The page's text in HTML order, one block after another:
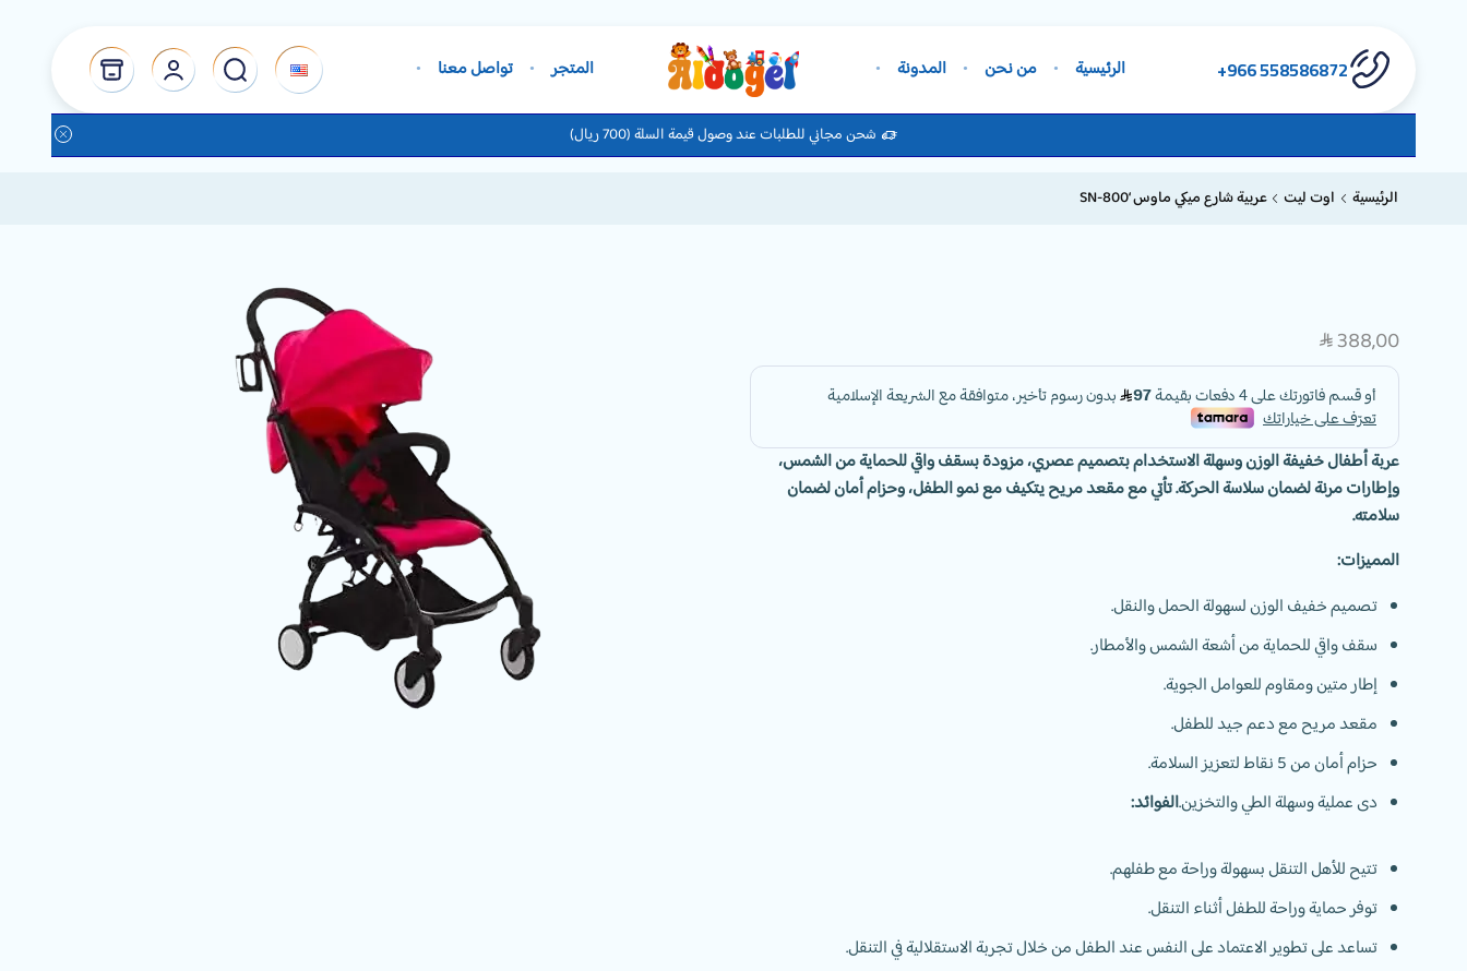
558586872 966+ الرئيسية من نحن المدونة المتجر تواصل معنا
شحن مجاني للطلبات عند وصول قيمة السلة (700 ريال)
الرئيسية اوت ليت عربية شارع ميكي ماوس ‘SN-800
SAR 388,00
عربة أطفال خفيفة الوزن وسهلة الاستخدام بتصميم عصري، مزودة بسقف واقي للحماية من الشمس،
وإطارات مرنة لضمان سلاسة الحركة. تأتي مع مقعد مريح يتكيف مع نمو الطفل، وحزام أمان لضمان
سلامته.
المميزات:
تصميم خفيف الوزن لسهولة الحمل والنقل.
سقف واقي للحماية من أشعة الشمس والأمطار.
إطار متين ومقاوم للعوامل الجوية.
مقعد مريح مع دعم جيد للطفل.
حزام أمان من 5 نقاط لتعزيز السلامة.
دى عملية وسهلة الطي والتخزين.الفوائد:
تتيح للأهل التنقل بسهولة وراحة مع طفلهم.
توفر حماية وراحة للطفل أثناء التنقل.
تساعد على تطوير الاعتماد على النفس عند الطفل من خلال تجربة الاستقلالية في التنقل.